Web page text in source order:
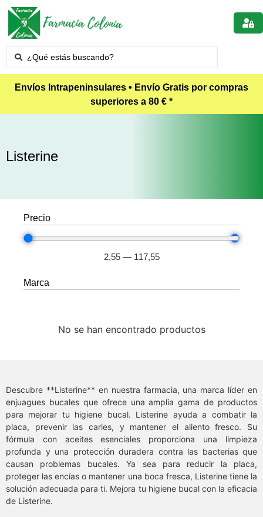
Envíos Intrapeninsulares • Envío Gratis por compras
superiores a 80 € *
Listerine
Precio
2,55 — 117,55
Marca
No se han encontrado productos
Descubre **Listerine** en nuestra farmacia, una marca líder en
enjuagues bucales que ofrece una amplia gama de productos
para mejorar tu higiene bucal. Listerine ayuda a combatir la
placa, prevenir las caries, y mantener el aliento fresco. Su
fórmula con aceites esenciales proporciona una limpieza
profunda y una protección duradera contra las bacterias que
causan problemas bucales. Ya sea para reducir la placa,
proteger las encías o mantener una boca fresca, Listerine tiene la
solución adecuada para ti. Mejora tu higiene bucal con la eficacia
de Listerine.